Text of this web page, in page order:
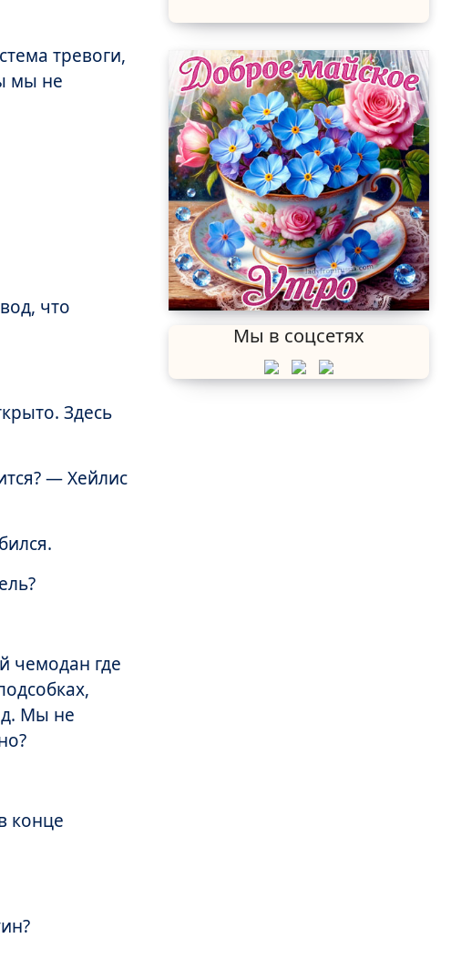
тревоги,
мы не
что
Здесь
— Хейлис
чемодан где
Мы не
конце
Мы в соцсетях